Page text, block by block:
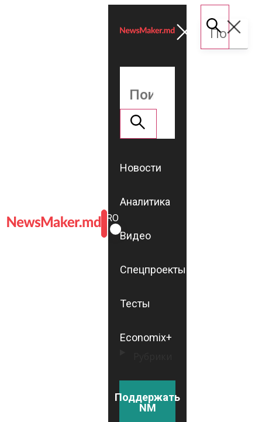
ROMÂNĂ
RU
Новости
Аналитика
Видео
Спецпроекты
Тесты
Economix+
Поддержать
NM